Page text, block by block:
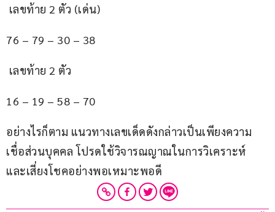
เลขท้าย 2 ตัว (เด่น)
76 – 79 – 30 – 38
เลขท้าย 2 ตัว
16 – 19 – 58 – 70
อย่างไรก็ตาม แนวทางเลขเด็ดดังกล่าวเป็นเพียงความ
เชื่อส่วนบุคคล โปรดใช้วิจารณญาณในการวิเคราะห์
และเสี่ยงโชคอย่างพอเหมาะพอดี